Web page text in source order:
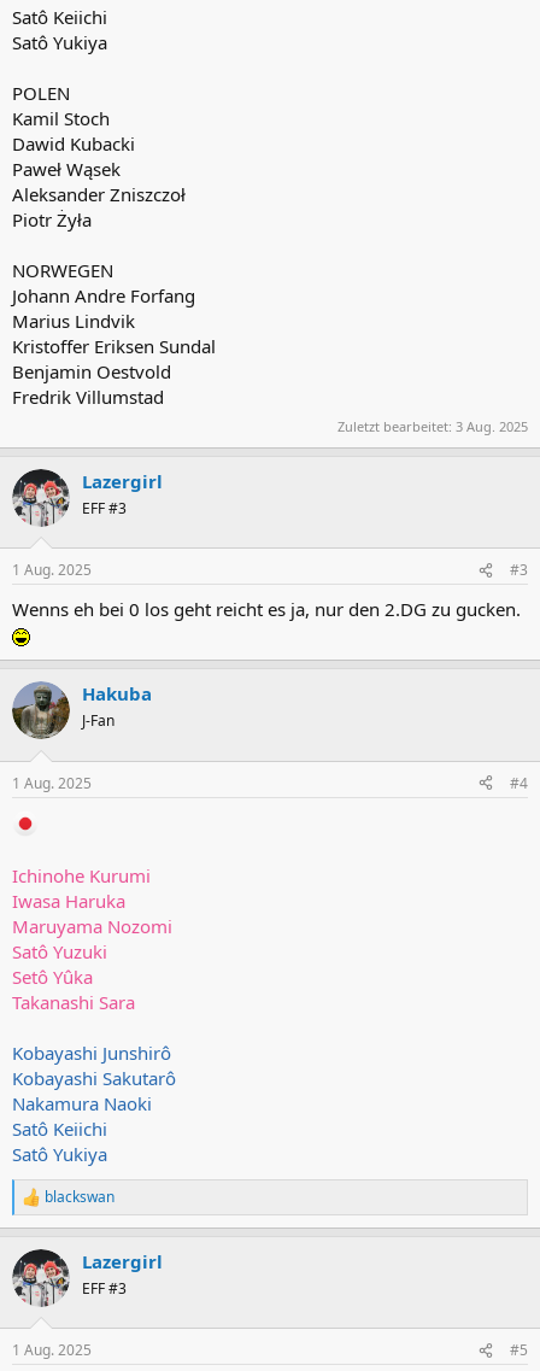
Satô Keiichi
Satô Yukiya
POLEN
Kamil Stoch
Dawid Kubacki
Paweł Wąsek
Aleksander Zniszczoł
Piotr Żyła
NORWEGEN
Johann Andre Forfang
Marius Lindvik
Kristoffer Eriksen Sundal
Benjamin Oestvold
Fredrik Villumstad
Zuletzt bearbeitet: 3 Aug. 2025
Lazergirl
EFF #3
1 Aug. 2025 #3
Wenns eh bei 0 los geht reicht es ja, nur den 2.DG zu gucken.
Hakuba
J-Fan
1 Aug. 2025 #4
Ichinohe Kurumi
Iwasa Haruka
Maruyama Nozomi
Satô Yuzuki
Setô Yûka
Takanashi Sara
Kobayashi Junshirô
Kobayashi Sakutarô
Nakamura Naoki
Satô Keiichi
Satô Yukiya
R
e
k
t
i
e
blackswan
Lazergirl
EFF #3
1 Aug. 2025 #5